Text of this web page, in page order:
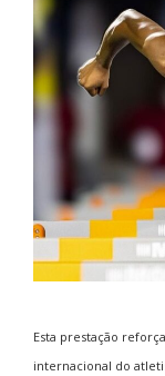
Esta prestação
internacional do